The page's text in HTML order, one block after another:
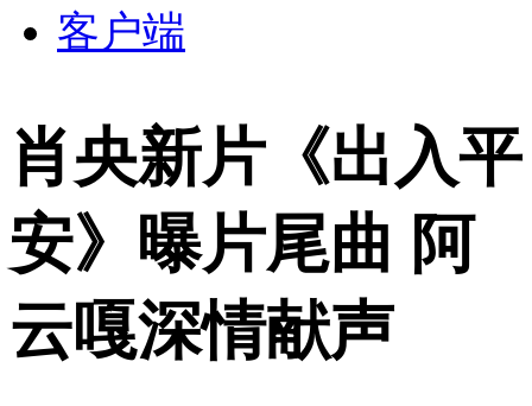
客户端
肖央新片《出入平
安》曝片尾曲 阿
云嘎深情献声